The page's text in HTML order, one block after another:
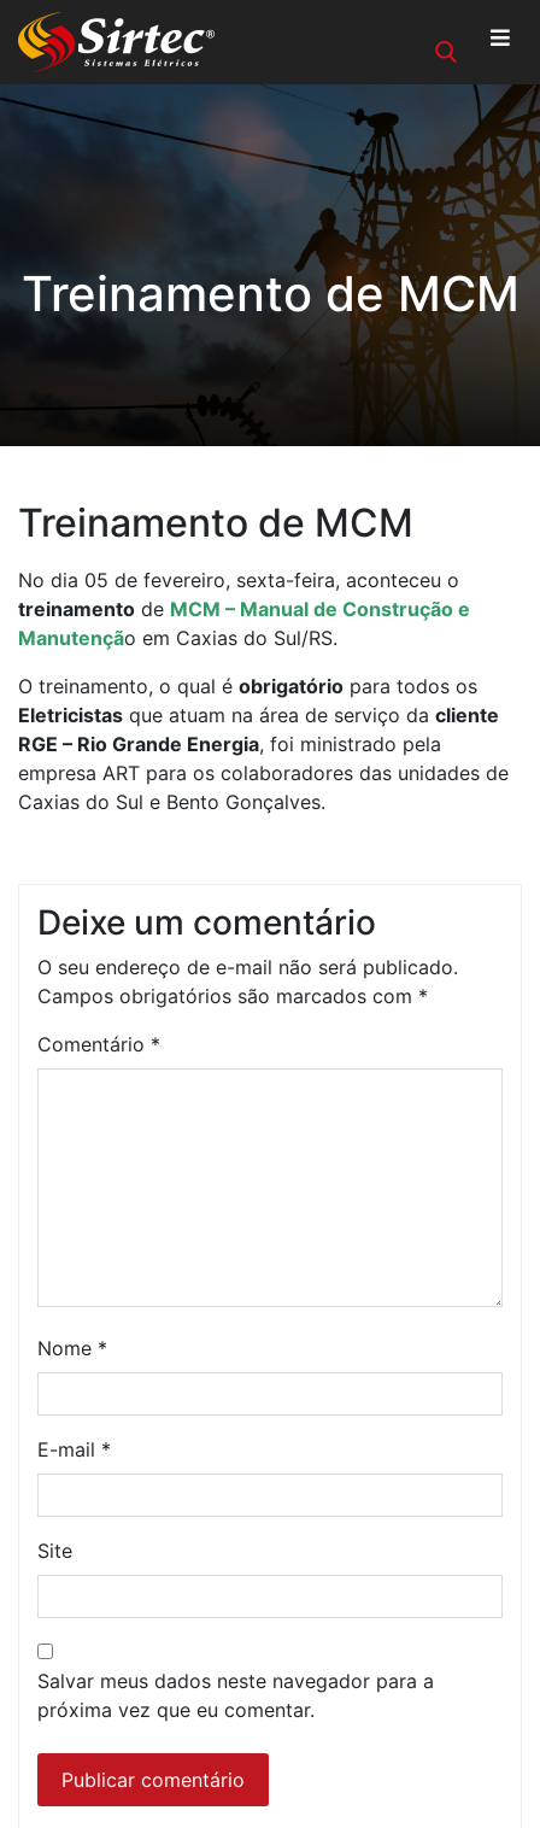
Treinamento de MCM
Treinamento de MCM
No dia 05 de fevereiro, sexta-feira, aconteceu o
treinamento de MCM – Manual de Construção e
Manutenção em Caxias do Sul/RS.
O treinamento, o qual é obrigatório para todos os
Eletricistas que atuam na área de serviço da cliente
RGE – Rio Grande Energia, foi ministrado pela
empresa ART para os colaboradores das unidades de
Caxias do Sul e Bento Gonçalves.
Deixe um comentário
O seu endereço de e-mail não será publicado.
Campos obrigatórios são marcados com *
Comentário *
Nome *
E-mail *
Site
Salvar meus dados neste navegador para a
próxima vez que eu comentar.